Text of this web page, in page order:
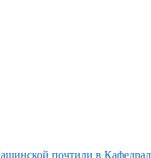
почтили в